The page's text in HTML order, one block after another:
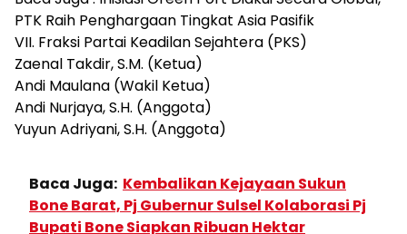
PTK Raih Penghargaan Tingkat Asia Pasifik
VII. Fraksi Partai Keadilan Sejahtera (PKS)
Zaenal Takdir, S.M. (Ketua)
Andi Maulana (Wakil Ketua)
Andi Nurjaya, S.H. (Anggota)
Yuyun Adriyani, S.H. (Anggota)
Baca Juga: Kembalikan Kejayaan Sukun
Bone Barat, Pj Gubernur Sulsel Kolaborasi Pj
Bupati Bone Siapkan Ribuan Hektar